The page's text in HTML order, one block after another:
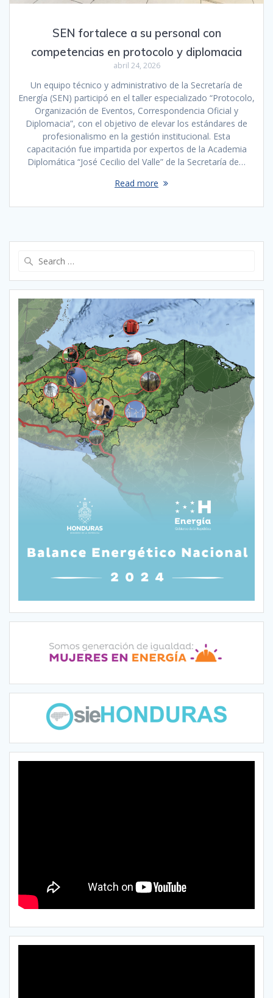
SEN fortalece a su personal con
competencias en protocolo y diplomacia
abril 24, 2026
Un equipo técnico y administrativo de la Secretaría de
Energía (SEN) participó en el taller especializado “Protocolo,
Organización de Eventos, Correspondencia Oficial y
Diplomacia”, con el objetivo de elevar los estándares de
profesionalismo en la gestión institucional. Esta
capacitación fue impartida por expertos de la Academia
Diplomática “José Cecilio del Valle” de la Secretaría de…
Read more